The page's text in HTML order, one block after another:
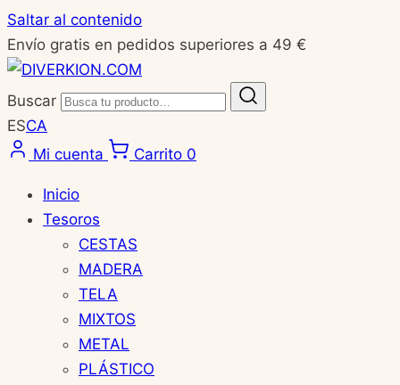
Saltar al contenido
Envío gratis en pedidos superiores a 49 €
Buscar
ESCA
Mi cuenta
Carrito 0
Inicio
Tesoros
CESTAS
MADERA
TELA
MIXTOS
METAL
PLÁSTICO